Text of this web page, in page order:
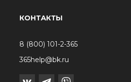
КОНТАКТЫ
8 (800) 101-2-365
365help@bk.ru